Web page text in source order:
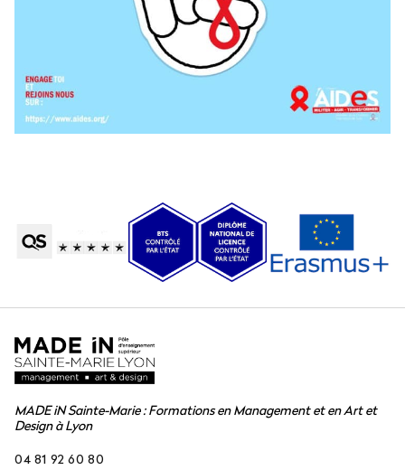
MADE iN Sainte-Marie : Formations en Management et en Art et
Design à Lyon
04 81 92 60 80